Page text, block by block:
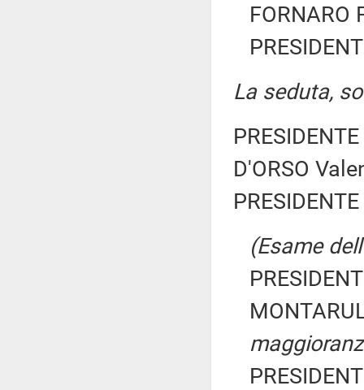
FORNARO
La seduta,
D'ORSO
(Esame